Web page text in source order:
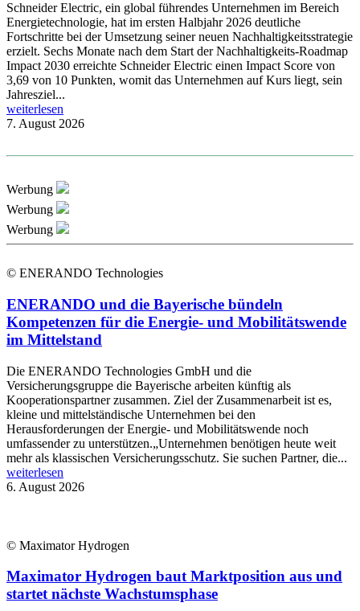
Schneider Electric, ein global führendes Unternehmen im Bereich
Energietechnologie, hat im ersten Halbjahr 2026 deutliche
Fortschritte bei der Umsetzung seiner neuen Nachhaltigkeitsstrategie
erzielt. Sechs Monate nach dem Start der Nachhaltigkeits-Roadmap
Impact 2030 erreichte Schneider Electric einen Impact Score von
3,69 von 10 Punkten, womit das Unternehmen auf Kurs liegt, sein
Jahresziel...
weiterlesen
7. August 2026
Werbung
Werbung
Werbung
© ENERANDO Technologies
ENERANDO und die Bayerische bündeln
Kompetenzen für die Energie- und Mobilitätswende
im Mittelstand
Die ENERANDO Technologies GmbH und die
Versicherungsgruppe die Bayerische arbeiten künftig als
Kooperationspartner zusammen. Ziel der Zusammenarbeit ist es,
kleine und mittelständische Unternehmen bei den
Herausforderungen der Energie- und Mobilitätswende noch
umfassender zu unterstützen.„Unternehmen benötigen heute weit
mehr als klassischen Versicherungsschutz. Sie suchen Partner, die...
weiterlesen
6. August 2026
© Maximator Hydrogen
Maximator Hydrogen baut Marktposition aus und
startet nächste Wachstumsphase